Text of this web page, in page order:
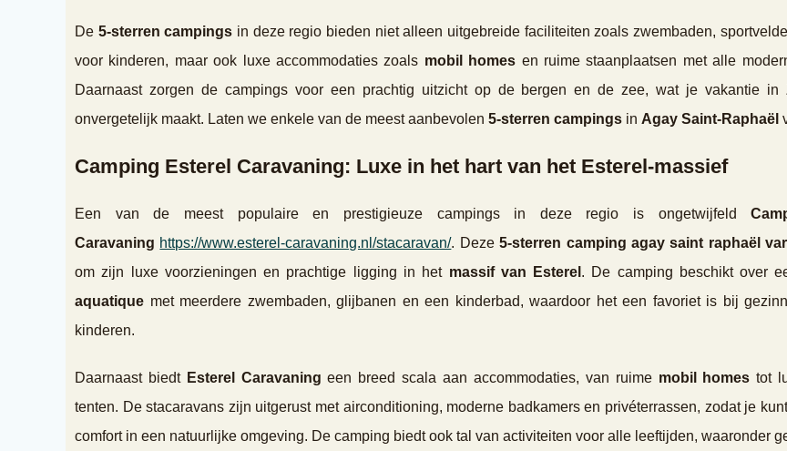
De 5-sterren campings in deze regio bieden niet alleen uitgebreide faciliteiten zoals zwembaden,
voor kinderen, maar ook luxe accommodaties zoals mobil homes en ruime staanplaatsen met alle
Daarnaast zorgen de campings voor een prachtig uitzicht op de bergen en de zee, wat je vakantie in
onvergetelijk maakt. Laten we enkele van de meest aanbevolen 5-sterren campings in Agay Saint-Raphaël
Camping Esterel Caravaning: Luxe in het hart van het Esterel-massief
Een van de meest populaire en prestigieuze campings in deze regio is ongetwijfeld
Caravaning https://www.esterel-caravaning.nl/stacaravan/. Deze5-sterren camping agay saint raphaël var
om zijn luxe voorzieningen en prachtige ligging in het massif van Esterel . De camping beschikt over
aquatique met meerdere zwembaden, glijbanen en een kinderbad, waardoor het een favoriet is bij
kinderen.
Daarnaast biedt Esterel Caravaning een breed scala aan accommodaties, van ruime mobil homes tot
tenten. De stacaravans zijn uitgerust met airconditioning, moderne badkamers en privéterrassen, zodat je
comfort in een natuurlijke omgeving. De camping biedt ook tal van activiteiten voor alle leeftijden, waaronder